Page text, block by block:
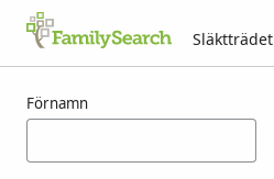
Släktträdet
Förnamn